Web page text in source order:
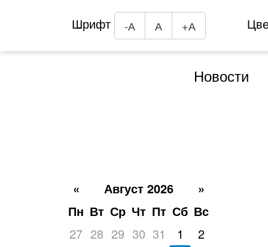
Шрифт -А А +А
Новости
« Август 2026
»
Пн Вт Ср Чт Пт Сб Вс
27 28 29 30 31 1
2